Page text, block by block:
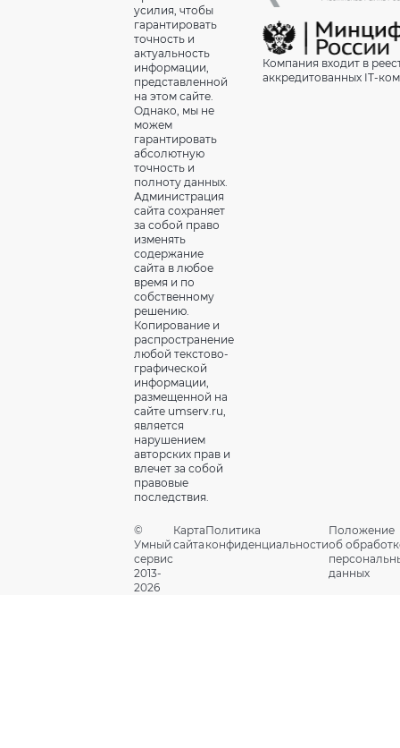
усилия, чтобы
гарантировать
точность и
актуальность
информации,
представленной
на этом сайте.
Однако, мы не
можем
гарантировать
абсолютную
точность и
полноту данных.
Администрация
сайта сохраняет
за собой право
изменять
содержание
сайта в любое
время и по
собственному
решению.
Копирование и
распространение
любой текстово-
графической
информации,
размещенной на
сайте umserv.ru,
является
нарушением
авторских прав и
влечет за собой
правовые
последствия.
Компания входит в
аккредитованных IT-
©
Умный
сервис
2013-
2026
Карта
сайта
Политика
конфиденциальности
Положение
об
данных